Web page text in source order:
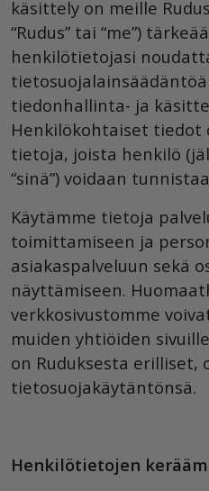
käsittely on meille
“Rudus” tai “me”)
henkilötietojasi
tietosuojalainsäädäntöä
tiedonhallinta- ja
Henkilökohtaiset tiedot
tietoja, joista henkilö
“sinä”) voidaan
Käytämme tietoja
toimittamiseen ja
asiakaspalveluun sekä
näyttämiseen.
verkkosivustomme
muiden yhtiöiden
on Ruduksesta erilliset,
tietosuojakäytäntönsä.
Henkilötietojen